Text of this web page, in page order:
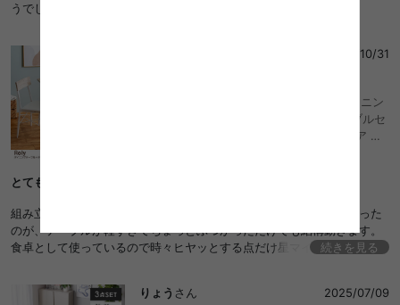
うでした(笑)
2025/10/31
3点セット 幅70cm ダイニングセット ダイニン
グ3点セット ダイニング ダイニングテーブルセ
ット ダイニングテーブル ダイニングチェア 食
とても素敵です
組み立ても簡単で、座りやすくコンパクトで良いです。少し気になった
のが、テーブルが軽すぎてちょっとぶつかっただけでも結構動きます。
食卓として使っているので時々ヒヤッとする点だけ星マイナス1の理由で
続きを見る
りょう さん
2025/07/09